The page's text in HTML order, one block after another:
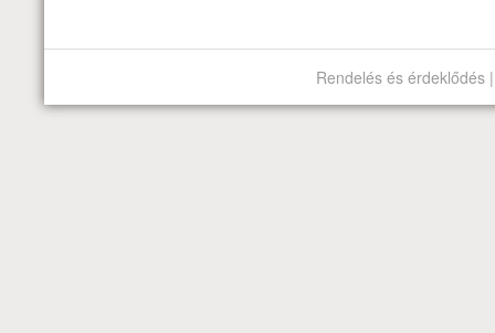
Rendelés és érdeklődés